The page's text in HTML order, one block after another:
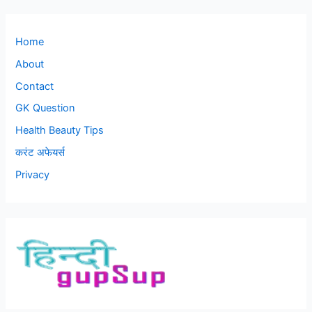
Home
About
Contact
GK Question
Health Beauty Tips
करंट अफेयर्स
Privacy